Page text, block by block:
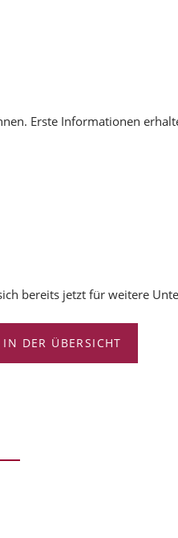
Erste Informationen
bereits jetzt für weitere
DER ÜBERSICHT